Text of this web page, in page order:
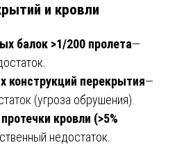
и кровли
балок >1/200 пролета—
конструкций перекрытия—
(угроза обрушения).
кровли (>5%
недостаток.